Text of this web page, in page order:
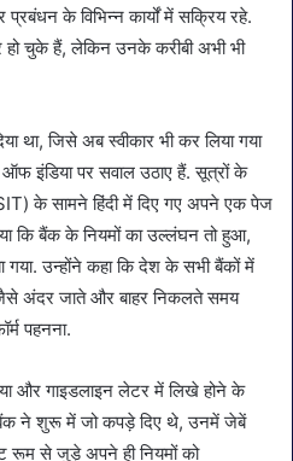
के विभिन्न कार्यों में सक्रिय रहे.
हो चुके हैं, लेकिन उनके करीबी अभी भी
था, जिसे अब स्वीकार भी कर लिया गया
इंडिया पर सवाल उठाए हैं. सूत्रों के
के सामने हिंदी में दिए गए अपने एक पेज
कि बैंक के नियमों का उल्लंघन तो हुआ,
गया. उन्होंने कहा कि देश के सभी बैंकों में
अंदर जाते और बाहर निकलते समय
पहनना.
और गाइडलाइन लेटर में लिखे होने के
ने शुरू में जो कपड़े दिए थे, उनमें जेबें
रूम से जुड़े अपने ही नियमों को